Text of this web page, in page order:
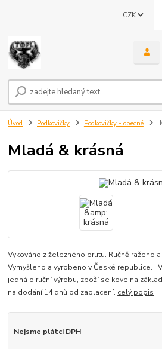
CZK
Úvod Podkovičky Podkovičky - obecné
Mladá & krásná
Vykováno z železného prutu. Ručně raženo
Vymyšleno a vyrobeno v České republice.
jedná o ruční výrobu, zboží se kove na
na dodání 14 dnů od zaplacení. celý popis
Nejsme plátci DPH